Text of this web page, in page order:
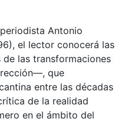
Antonio
el lector conocerá las
las transformaciones
que
entre las décadas
de la realidad
en el ámbito del